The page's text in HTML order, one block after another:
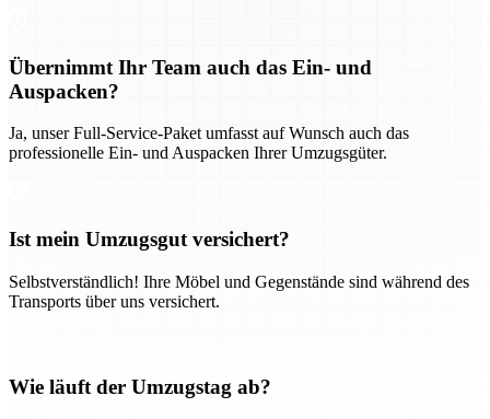
Übernimmt Ihr Team auch das Ein- und
Auspacken?
Ja, unser Full-Service-Paket umfasst auf Wunsch auch das
professionelle Ein- und Auspacken Ihrer Umzugsgüter.
Ist mein Umzugsgut versichert?
Selbstverständlich! Ihre Möbel und Gegenstände sind während des
Transports über uns versichert.
Wie läuft der Umzugstag ab?